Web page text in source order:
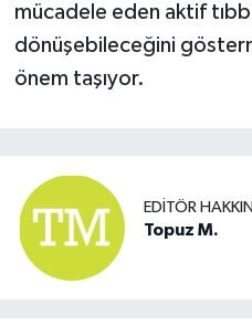
mücadele eden aktif
dönüşebileceğini
önem taşıyor.
EDITÖR
Topuz M.